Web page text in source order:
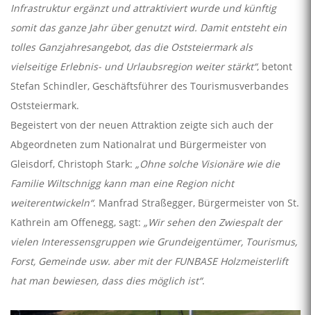
Infrastruktur ergänzt und attraktiviert wurde und künftig
somit das ganze Jahr über genutzt wird. Damit entsteht ein
tolles Ganzjahresangebot, das die Oststeiermark als
vielseitige Erlebnis- und Urlaubsregion weiter stärkt“, betont
Stefan Schindler, Geschäftsführer des Tourismusverbandes
Oststeiermark.
Begeistert von der neuen Attraktion zeigte sich auch der
Abgeordneten zum Nationalrat und Bürgermeister von
Gleisdorf, Christoph Stark: „Ohne solche Visionäre wie die
Familie Wiltschnigg kann man eine Region nicht
weiterentwickeln“. Manfrad Straßegger, Bürgermeister von St.
Kathrein am Offenegg, sagt: „Wir sehen den Zwiespalt der
vielen Interessensgruppen wie Grundeigentümer, Tourismus,
Forst, Gemeinde usw. aber mit der FUNBASE Holzmeisterlift
hat man bewiesen, dass dies möglich ist“.